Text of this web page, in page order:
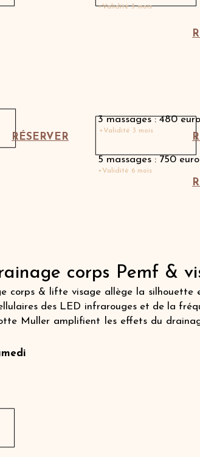
RÉSERVER
+Validité 3 mois
3 massages : 480
+Validité 3 mois
5 massages : 750
+Validité 6 mois
corps Pemf &
corps & lifte visage allège la silhouette
des LED infrarouges et de la
Muller amplifient les effets du